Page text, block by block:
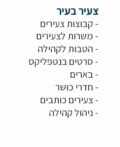
צעיר בעיר
- קבוצות צעירים
- משרות לצעירים
- הטבות לקהילה
- סרטים בנטפליקס
- בארים
- חדרי כושר
-צעירים כותבים
- ניהול קהילה